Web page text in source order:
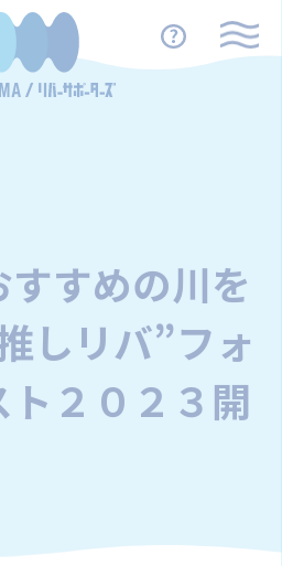
すめの川を
しリバ”フォ
ト２０２３開